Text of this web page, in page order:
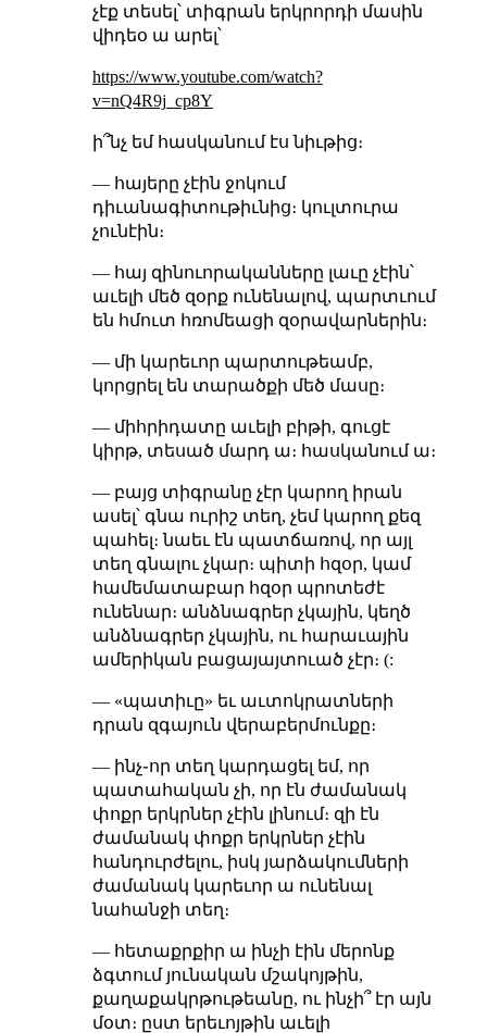
չէք տեսել՝ տիգրան երկրորդի մասին
վիդեօ ա արել՝
https://www.youtube.com/watch?
v=nQ4R9j_cp8Y
ի՞նչ եմ հասկանում էս նիւթից։
— հայերը չէին ջոկում
դիւանագիտութիւնից։ կուլտուրա
չունէին։
— հայ զինուորականները լաւը չէին՝
աւելի մեծ զօրք ունենալով, պարտւում
են հմուտ հռոմեացի զօրավարներին։
— մի կարեւոր պարտութեամբ,
կորցրել են տարածքի մեծ մասը։
— միհրիդատը աւելի բիթի, գուցէ
կիրթ, տեսած մարդ ա։ հասկանում ա։
— բայց տիգրանը չէր կարող իրան
ասել՝ գնա ուրիշ տեղ, չեմ կարող քեզ
պահել։ նաեւ էն պատճառով, որ այլ
տեղ գնալու չկար։ պիտի հզօր, կամ
համեմատաբար հզօր պրոտեժէ
ունենար։ անձնագրեր չկային, կեղծ
անձնագրեր չկային, ու հարաւային
ամերիկան բացայայտուած չէր։ (:
— «պատիւը» եւ աւտոկրատների
դրան զգայուն վերաբերմունքը։
— ինչ֊որ տեղ կարդացել եմ, որ
պատահական չի, որ էն ժամանակ
փոքր երկրներ չէին լինում։ զի էն
ժամանակ փոքր երկրներ չէին
հանդուրժելու, իսկ յարձակումների
ժամանակ կարեւոր ա ունենալ
նահանջի տեղ։
— հետաքրքիր ա ինչի էին մերոնք
ձգտում յունական մշակոյթին,
քաղաքակրթութեանը, ու ինչի՞ էր այն
մօտ։ ըստ երեւոյթին աւելի